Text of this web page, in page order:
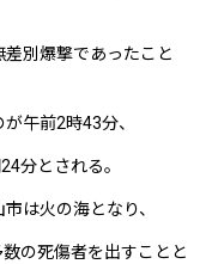
別爆撃であったこと
午前2時43分、
分とされる。
は火の海となり、
の死傷者を出すことと